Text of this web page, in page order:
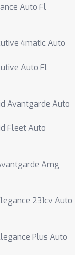
Auto Fl
4matic Auto
Auto Fl
Avantgarde Auto
Fleet Auto
Amg
231cv Auto
Plus Auto